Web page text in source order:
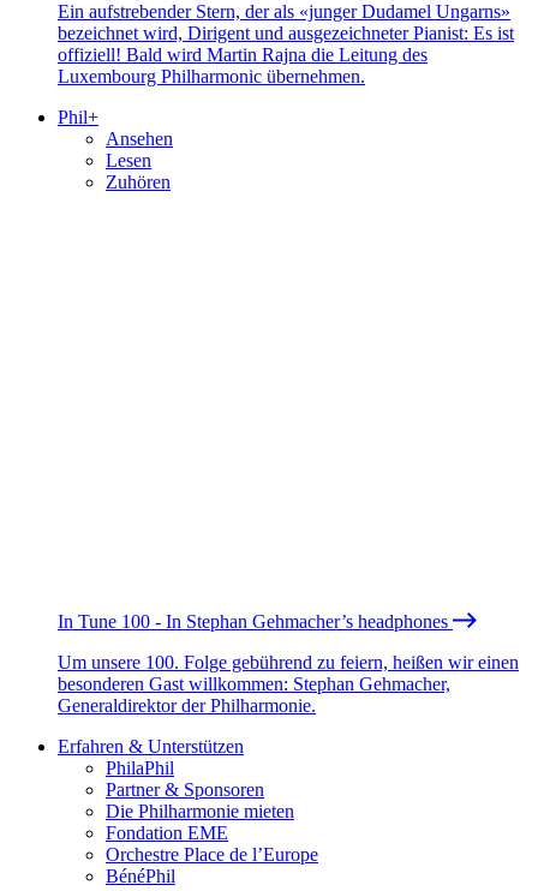
Ein aufstrebender Stern, der als «junger Dudamel Ungarns»
bezeichnet wird, Dirigent und ausgezeichneter Pianist: Es ist
offiziell! Bald wird Martin Rajna die Leitung des
Luxembourg Philharmonic übernehmen.
Phil+
Ansehen
Lesen
Zuhören
In Tune 100 - In Stephan Gehmacher’s headphones
Um unsere 100. Folge gebührend zu feiern, heißen wir einen
besonderen Gast willkommen: Stephan Gehmacher,
Generaldirektor der Philharmonie.
Erfahren & Unterstützen
PhilaPhil
Partner & Sponsoren
Die Philharmonie mieten
Fondation EME
Orchestre Place de l’Europe
BénéPhil